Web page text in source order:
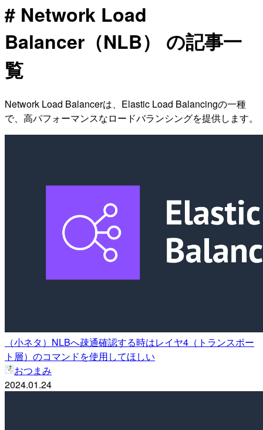
# Network Load
Balancer（NLB） の記事一
覧
Network Load Balancerは、Elastic Load Balancingの一種
で、高パフォーマンスなロードバランシングを提供します。
（小ネタ）NLBへ疎通確認する時はレイヤ4（トランスポー
ト層）のコマンドを使用してほしい
おつまみ
2024.01.24